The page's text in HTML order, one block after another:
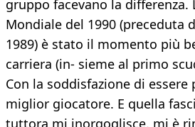
gruppo facevano la differenza.
Mondiale del 1990 (preceduta
1989) è stato il momento più
carriera (in- sieme al primo
Con la soddisfazione di
miglior giocatore. E quella
tuttora mi inorgoglisce, mi è